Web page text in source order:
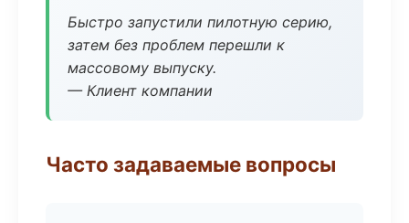
Быстро запустили пилотную серию,
затем без проблем перешли к
массовому выпуску.
— Клиент компании
Часто задаваемые вопросы